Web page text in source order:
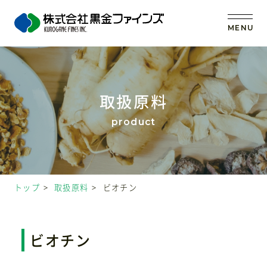
MENU
トップ
当社の強み
事業内容
取扱原料
取扱原料
トップ 取扱原料 ビオチン
ビオチン